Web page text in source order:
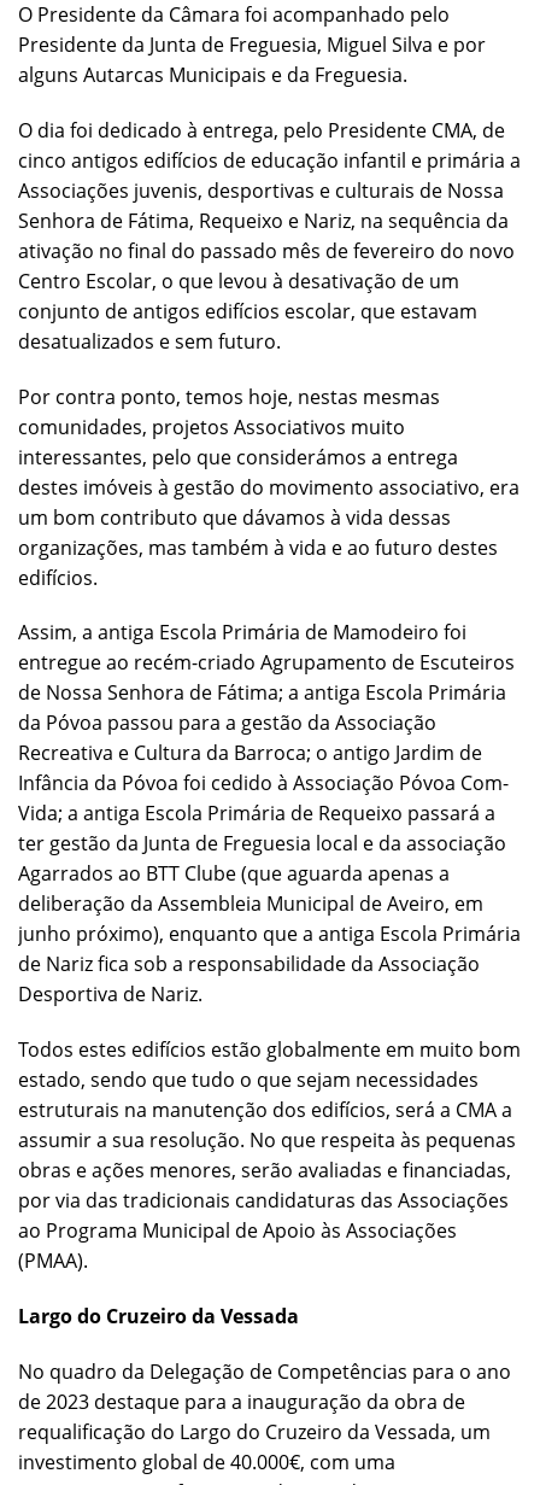
O Presidente da Câmara foi acompanhado pelo
Presidente da Junta de Freguesia, Miguel Silva e por
alguns Autarcas Municipais e da Freguesia.
O dia foi dedicado à entrega, pelo Presidente CMA, de
cinco antigos edifícios de educação infantil e primária a
Associações juvenis, desportivas e culturais de Nossa
Senhora de Fátima, Requeixo e Nariz, na sequência da
ativação no final do passado mês de fevereiro do novo
Centro Escolar, o que levou à desativação de um
conjunto de antigos edifícios escolar, que estavam
desatualizados e sem futuro.
Por contra ponto, temos hoje, nestas mesmas
comunidades, projetos Associativos muito
interessantes, pelo que considerámos a entrega
destes imóveis à gestão do movimento associativo, era
um bom contributo que dávamos à vida dessas
organizações, mas também à vida e ao futuro destes
edifícios.
Assim, a antiga Escola Primária de Mamodeiro foi
entregue ao recém-criado Agrupamento de Escuteiros
de Nossa Senhora de Fátima; a antiga Escola Primária
da Póvoa passou para a gestão da Associação
Recreativa e Cultura da Barroca; o antigo Jardim de
Infância da Póvoa foi cedido à Associação Póvoa Com-
Vida; a antiga Escola Primária de Requeixo passará a
ter gestão da Junta de Freguesia local e da associação
Agarrados ao BTT Clube (que aguarda apenas a
deliberação da Assembleia Municipal de Aveiro, em
junho próximo), enquanto que a antiga Escola Primária
de Nariz fica sob a responsabilidade da Associação
Desportiva de Nariz.
Todos estes edifícios estão globalmente em muito bom
estado, sendo que tudo o que sejam necessidades
estruturais na manutenção dos edifícios, será a CMA a
assumir a sua resolução. No que respeita às pequenas
obras e ações menores, serão avaliadas e financiadas,
por via das tradicionais candidaturas das Associações
ao Programa Municipal de Apoio às Associações
(PMAA).
Largo do Cruzeiro da Vessada
No quadro da Delegação de Competências para o ano
de 2023 destaque para a inauguração da obra de
requalificação do Largo do Cruzeiro da Vessada, um
investimento global de 40.000€, com uma